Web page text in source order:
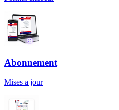
Abonnement
Mises a jour